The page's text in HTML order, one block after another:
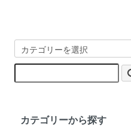
カテゴリーから探す